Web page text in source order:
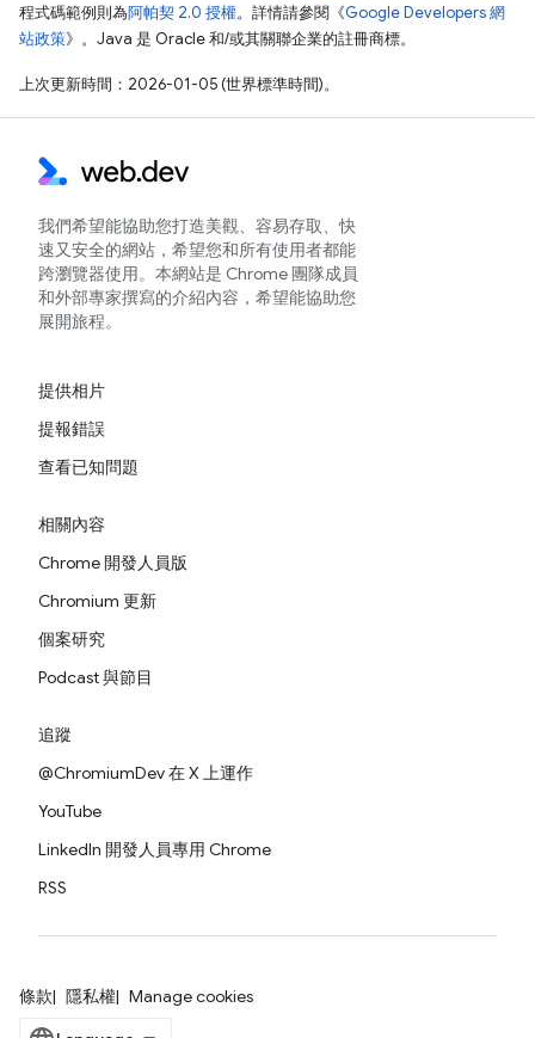
程式碼範例則為阿帕契 2.0 授權。詳情請參閱《Google Developers 網
站政策》。Java 是 Oracle 和/或其關聯企業的註冊商標。
上次更新時間：2026-01-05 (世界標準時間)。
我們希望能協助您打造美觀、容易存取、快
速又安全的網站，希望您和所有使用者都能
跨瀏覽器使用。本網站是 Chrome 團隊成員
和外部專家撰寫的介紹內容，希望能協助您
展開旅程。
提供相片
提報錯誤
查看已知問題
相關內容
Chrome 開發人員版
Chromium 更新
個案研究
Podcast 與節目
追蹤
@ChromiumDev 在 X 上運作
YouTube
LinkedIn 開發人員專用 Chrome
RSS
條款 隱私權 Manage cookies